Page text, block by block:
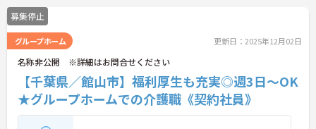
募集停止
グループホーム 更新日：2025年12月02日
名称非公開 ※詳細はお問合せください
【千葉県／館山市】福利厚生も充実◎週3日～OK
★グループホームでの介護職《契約社員》